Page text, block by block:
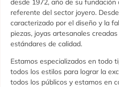
referente del sector joyero.
caracterizado por el diseño y la
piezas, joyas artesanales
estándares de calidad.
Estamos especializados en todo
todos los estilos para lograr la
todos los públicos y estamos en